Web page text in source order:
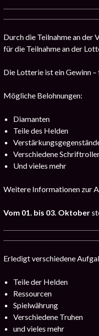
Durch die Teilnahme an
für die Teilnahme an der
Die Lotterie ist ein Gewinn
Mögliche Belohnungen:
Diamanten
Teile des Helden
Verschiedene
Und vieles mehr
Weitere Informationen zur
Vom 01. bis 03. Oktober
Erledigt verschiedene
Teile der Helden
Ressourcen
Spielwährung
Verschiedene Truhen
und vieles mehr